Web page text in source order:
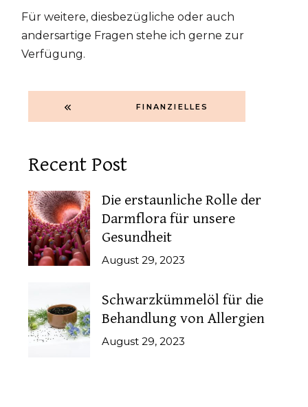
Für weitere, diesbezügliche oder auch
andersartige Fragen stehe ich gerne zur
Verfügung.
FINANZIELLES
Recent Post
Die erstaunliche Rolle der
Darmflora für unsere
Gesundheit
August 29, 2023
Schwarzkümmelöl für die
Behandlung von Allergien
August 29, 2023